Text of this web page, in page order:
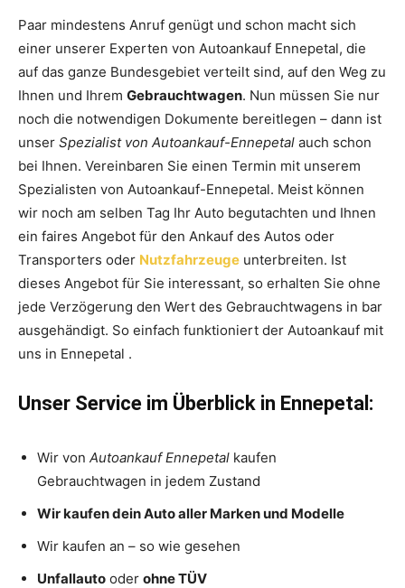
Paar mindestens Anruf genügt und schon macht sich
einer unserer Experten von Autoankauf Ennepetal, die
auf das ganze Bundesgebiet verteilt sind, auf den Weg zu
Ihnen und Ihrem Gebrauchtwagen. Nun müssen Sie nur
noch die notwendigen Dokumente bereitlegen – dann ist
unser Spezialist von Autoankauf-Ennepetal auch schon
bei Ihnen. Vereinbaren Sie einen Termin mit unserem
Spezialisten von Autoankauf-Ennepetal. Meist können
wir noch am selben Tag Ihr Auto begutachten und Ihnen
ein faires Angebot für den Ankauf des Autos oder
Transporters oder Nutzfahrzeuge unterbreiten. Ist
dieses Angebot für Sie interessant, so erhalten Sie ohne
jede Verzögerung den Wert des Gebrauchtwagens in bar
ausgehändigt. So einfach funktioniert der Autoankauf mit
uns in Ennepetal .
Unser Service im Überblick in Ennepetal:
Wir von AutoankaufEnnepetal kaufen
Gebrauchtwagen in jedem Zustand
Wir kaufen dein Auto aller Marken und Modelle
Wir kaufen an – so wie gesehen
Unfallauto oder ohne TÜV